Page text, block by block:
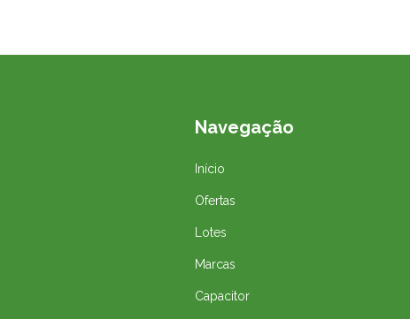
Navegação
Início
Ofertas
Lotes
Marcas
Capacitor